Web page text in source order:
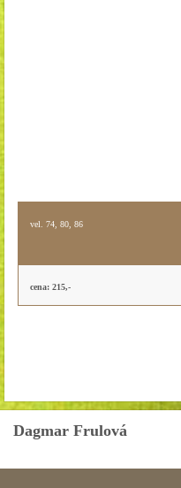
vel. 74, 80, 86
cena: 215,-
Dagmar Frulová